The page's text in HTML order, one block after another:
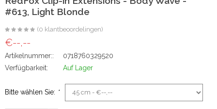
#613, Light Blonde
(0 klantbeoordelingen)
€--,--
Artikelnummer::
0718760329520
Verfügbarkeit:
Auf Lager
Bitte wählen Sie: *